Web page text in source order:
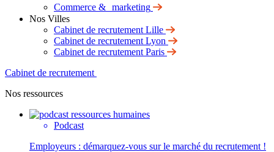
Commerce & marketing
Nos Villes
Cabinet de recrutement Lille
Cabinet de recrutement Lyon
Cabinet de recrutement Paris
Cabinet de recrutement
Nos ressources
Podcast
Employeurs : démarquez-vous sur le marché du recrutement !